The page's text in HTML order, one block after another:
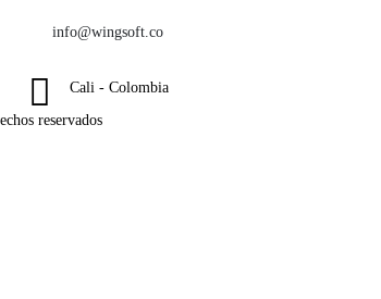
info@wingsoft.co
Cali - Colombia
reservados